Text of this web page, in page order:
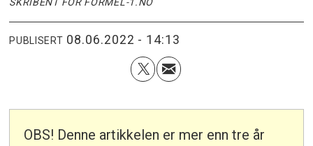
SKRIBENT FOR FORMEL-1.NO
PUBLISERT 08.06.2022 - 14:13
OBS! Denne artikkelen er mer enn tre år